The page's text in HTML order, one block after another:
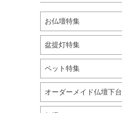
お仏壇特集
盆提灯特集
ペット特集
オーダーメイド仏壇下台